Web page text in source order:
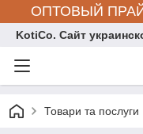
ОПТОВЫЙ
KotiCo. Сайт
Товари та послуги